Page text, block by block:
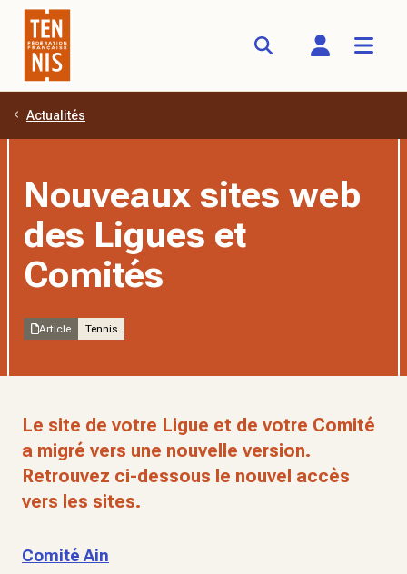
Aller au contenu principal
Actualités
Nouveaux sites web
des Ligues et
Comités
Article Tennis
Le site de votre Ligue et de votre Comité
a migré vers une nouvelle version.
Retrouvez ci-dessous le nouvel accès
vers les sites.
Comité Ain